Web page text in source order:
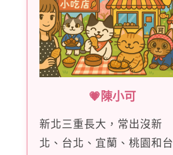
💗陳小可
新北三重長大，常出沒新
北、台北、宜蘭、桃園和台